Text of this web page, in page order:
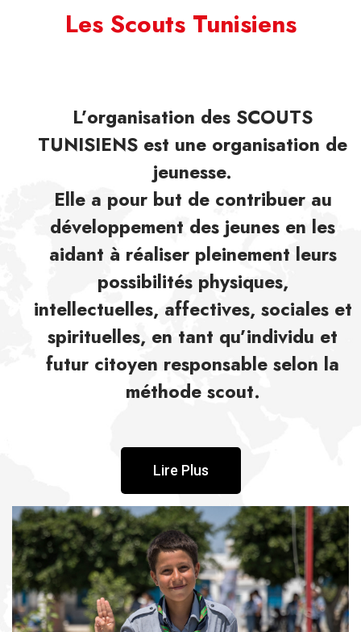
Les Scouts Tunisiens
L’organisation des SCOUTS
TUNISIENS est une organisation de
jeunesse.
Elle a pour but de contribuer au
développement des jeunes en les
aidant à réaliser pleinement leurs
possibilités physiques,
intellectuelles, affectives, sociales et
spirituelles, en tant qu’individu et
futur citoyen responsable selon la
méthode scout.
Lire Plus